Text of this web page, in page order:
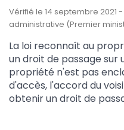
Vérifié le 14 septembre
administrative (Premier
La loi reconnaît au
un droit de passage sur
propriété n'est pas
d'accès, l'accord du
obtenir un droit de